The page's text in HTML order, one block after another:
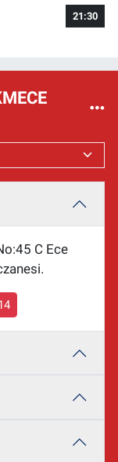
21:30
C Ece